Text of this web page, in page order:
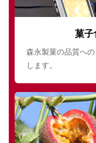
菓子
森永製菓の品質へ
します。